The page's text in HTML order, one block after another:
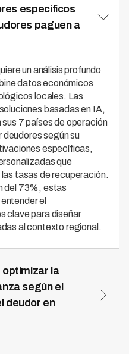
específicos
paguen a
un análisis profundo
datos económicos
locales. Las
basadas en IA,
7 países de operación
según su
específicas,
que
tasas de recuperación.
del 73%, estas
el
clave para diseñar
al contexto regional.
optimizar la
según el
deudor en